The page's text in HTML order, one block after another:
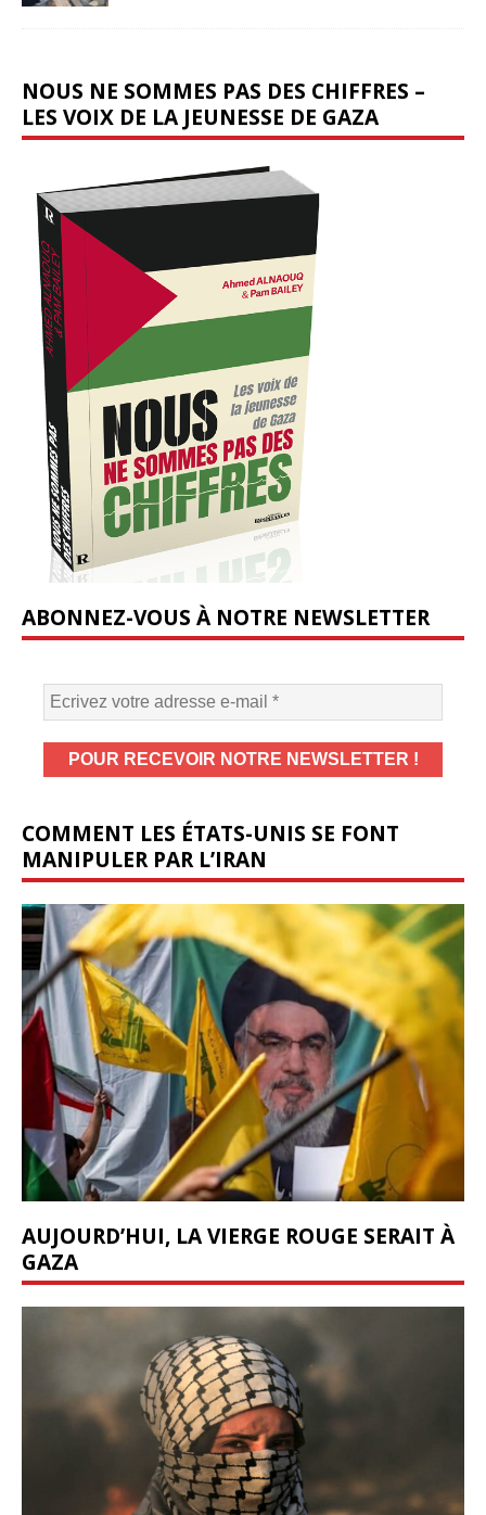
NOUS NE SOMMES PAS DES CHIFFRES –
LES VOIX DE LA JEUNESSE DE GAZA
ABONNEZ-VOUS À NOTRE NEWSLETTER
COMMENT LES ÉTATS-UNIS SE FONT
MANIPULER PAR L’IRAN
AUJOURD’HUI, LA VIERGE ROUGE SERAIT À
GAZA